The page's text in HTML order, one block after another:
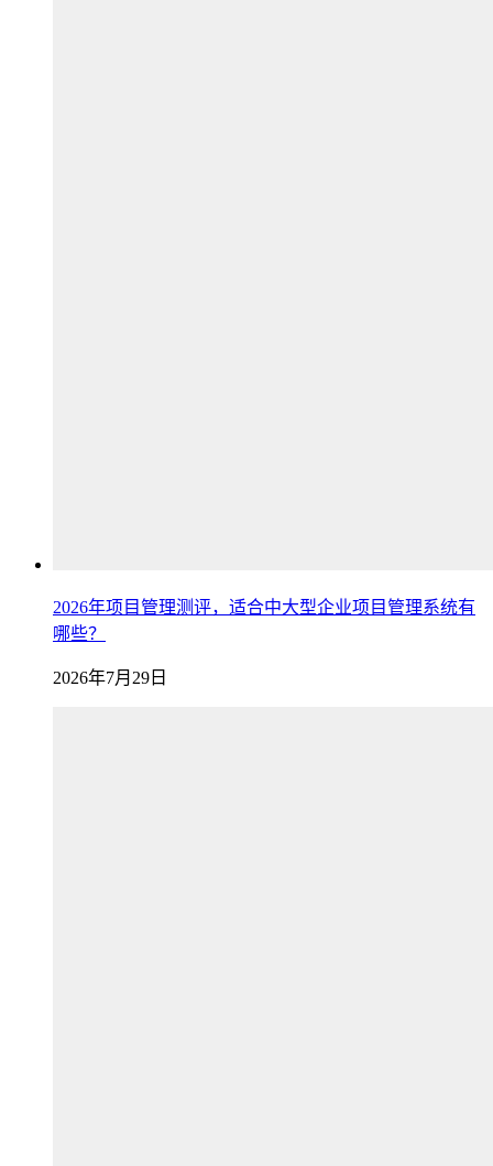
2026年项目管理测评，适合中大型企业项目管理系统有
哪些？
2026年7月29日